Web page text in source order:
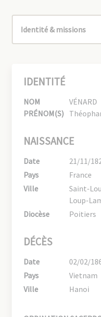
IDENTITÉ
NOM
VÉNARD
PRÉNOM(S)
NAISSANCE
Date
21/11/
Pays
France
Ville
Saint-
Loup-
Diocèse
Poitiers
DÉCÈS
Date
02/02/
Pays
Vietnam
Ville
Hanoi